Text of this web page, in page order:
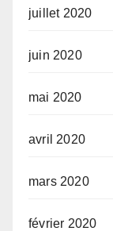
juillet 2020
juin 2020
mai 2020
avril 2020
mars 2020
février 2020